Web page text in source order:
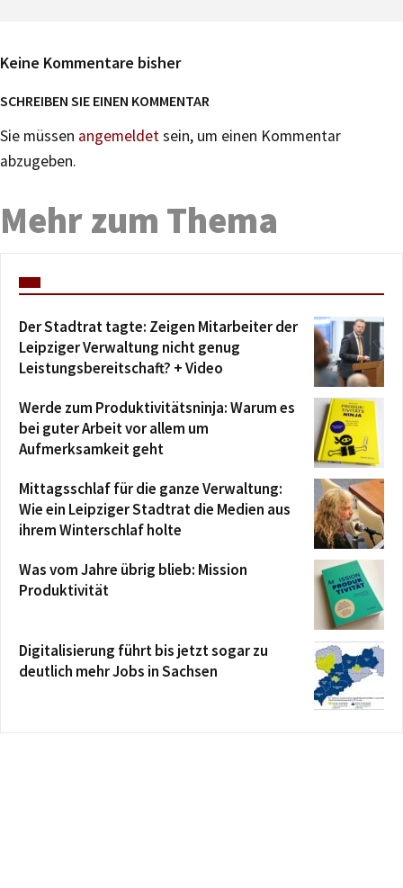
Keine Kommentare bisher
SCHREIBEN SIE EINEN KOMMENTAR
Sie müssen angemeldetsein, um einen Kommentar
abzugeben.
Mehr zum Thema
Der Stadtrat tagte: Zeigen Mitarbeiter der
Leipziger Verwaltung nicht genug
Leistungsbereitschaft? + Video
Werde zum Produktivitätsninja: Warum es
bei guter Arbeit vor allem um
Aufmerksamkeit geht
Mittagsschlaf für die ganze Verwaltung:
Wie ein Leipziger Stadtrat die Medien aus
ihrem Winterschlaf holte
Was vom Jahre übrig blieb: Mission
Produktivität
Digitalisierung führt bis jetzt sogar zu
deutlich mehr Jobs in Sachsen